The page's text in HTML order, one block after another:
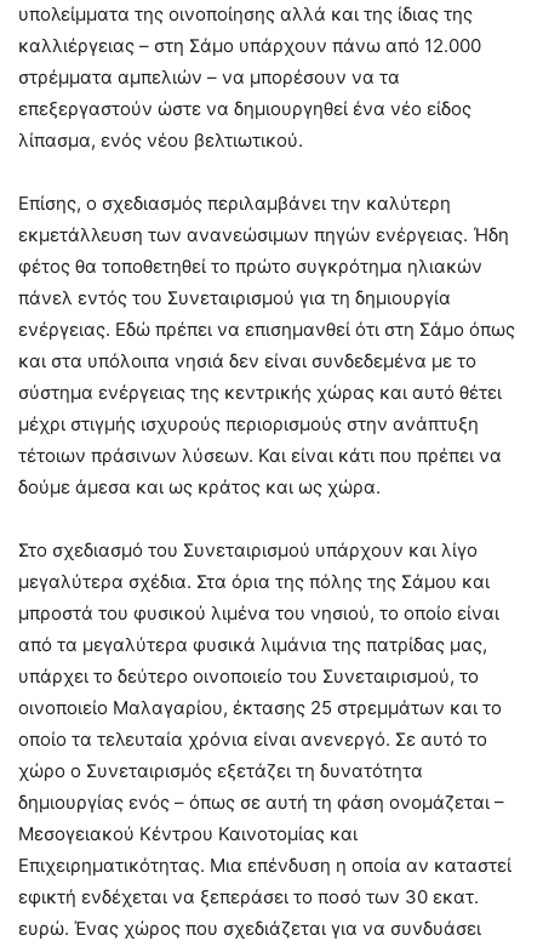
υπολείμματα της οινοποίησης αλλά και της ίδιας της
καλλιέργειας – στη Σάμο υπάρχουν πάνω από 12.000
στρέμματα αμπελιών – να μπορέσουν να τα
επεξεργαστούν ώστε να δημιουργηθεί ένα νέο είδος
λίπασμα, ενός νέου βελτιωτικού.
Επίσης, ο σχεδιασμός περιλαμβάνει την καλύτερη
εκμετάλλευση των ανανεώσιμων πηγών ενέργειας. Ήδη
φέτος θα τοποθετηθεί το πρώτο συγκρότημα ηλιακών
πάνελ εντός του Συνεταιρισμού για τη δημιουργία
ενέργειας. Εδώ πρέπει να επισημανθεί ότι στη Σάμο όπως
και στα υπόλοιπα νησιά δεν είναι συνδεδεμένα με το
σύστημα ενέργειας της κεντρικής χώρας και αυτό θέτει
μέχρι στιγμής ισχυρούς περιορισμούς στην ανάπτυξη
τέτοιων πράσινων λύσεων. Και είναι κάτι που πρέπει να
δούμε άμεσα και ως κράτος και ως χώρα.
Στο σχεδιασμό του Συνεταιρισμού υπάρχουν και λίγο
μεγαλύτερα σχέδια. Στα όρια της πόλης της Σάμου και
μπροστά του φυσικού λιμένα του νησιού, το οποίο είναι
από τα μεγαλύτερα φυσικά λιμάνια της πατρίδας μας,
υπάρχει το δεύτερο οινοποιείο του Συνεταιρισμού, το
οινοποιείο Μαλαγαρίου, έκτασης 25 στρεμμάτων και το
οποίο τα τελευταία χρόνια είναι ανενεργό. Σε αυτό το
χώρο ο Συνεταιρισμός εξετάζει τη δυνατότητα
δημιουργίας ενός – όπως σε αυτή τη φάση ονομάζεται –
Μεσογειακού Κέντρου Καινοτομίας και
Επιχειρηματικότητας. Μια επένδυση η οποία αν καταστεί
εφικτή ενδέχεται να ξεπεράσει το ποσό των 30 εκατ.
ευρώ. Ένας χώρος που σχεδιάζεται για να συνδυάσει